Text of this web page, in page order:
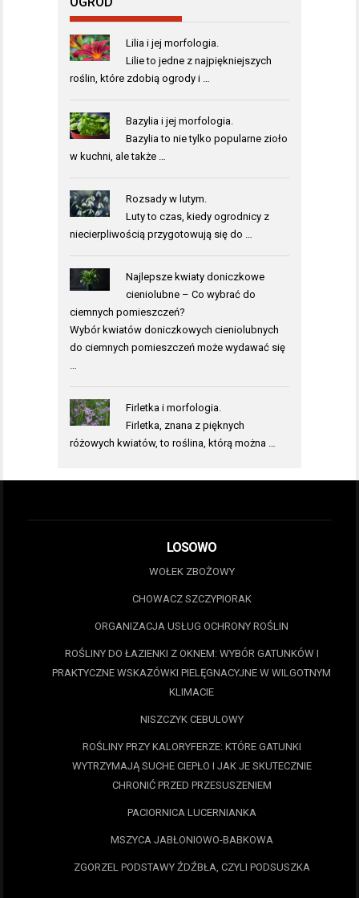
Lilia i jej morfologia.
Lilie to jedne z najpiękniejszych
roślin, które zdobią ogrody i …
Bazylia i jej morfologia.
Bazylia to nie tylko popularne zioło
w kuchni, ale także …
Rozsady w lutym.
Luty to czas, kiedy ogrodnicy z
niecierpliwością przygotowują się do …
Najlepsze kwiaty doniczkowe
cieniolubne – Co wybrać do
ciemnych pomieszczeń?
Wybór kwiatów doniczkowych cieniolubnych
do ciemnych pomieszczeń może wydawać się
…
Firletka i morfologia.
Firletka, znana z pięknych
różowych kwiatów, to roślina, którą można …
LOSOWO
WOŁEK ZBOŻOWY
CHOWACZ SZCZYPIORAK
ORGANIZACJA USŁUG OCHRONY ROŚLIN
ROŚLINY DO ŁAZIENKI Z OKNEM: WYBÓR GATUNKÓW I
PRAKTYCZNE WSKAZÓWKI PIELĘGNACYJNE W WILGOTNYM
KLIMACIE
NISZCZYK CEBULOWY
ROŚLINY PRZY KALORYFERZE: KTÓRE GATUNKI
WYTRZYMAJĄ SUCHE CIEPŁO I JAK JE SKUTECZNIE
CHRONIĆ PRZED PRZESUSZENIEM
PACIORNICA LUCERNIANKA
MSZYCA JABŁONIOWO-BABKOWA
ZGORZEL PODSTAWY ŹDŹBŁA, CZYLI PODSUSZKA